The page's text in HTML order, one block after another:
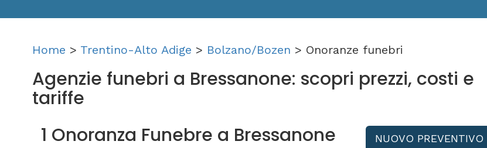
Home > Trentino-Alto Adige > Bolzano/Bozen > Onoranze funebri
Agenzie funebri a Bressanone: scopri prezzi, costi e
tariffe
1 Onoranza Funebre a Bressanone
NUOVO PREVENTIVO